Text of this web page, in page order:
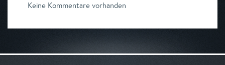
Keine Kommentare vorhanden